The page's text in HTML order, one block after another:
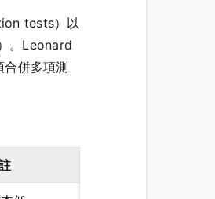
tests）以
。Leonard
併多項測